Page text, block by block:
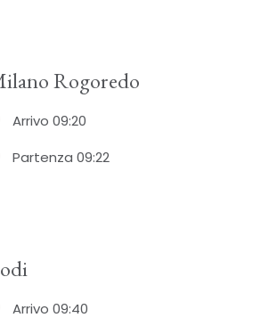
Rogoredo
Arrivo 09:20
Partenza 09:22
Arrivo 09:40